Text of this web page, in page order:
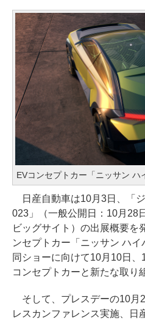
EVコンセプトカー「ニッサン ハ
日産自動車は10月3日、「
023」（一般公開日：10月28
ビッグサイト）の出展概要を
ンセプトカー「ニッサン ハイ
同ショーに向けて10月10日
コンセプトカーと新たな取り
そして、プレスデーの10月
レスカンファレンス実施、日